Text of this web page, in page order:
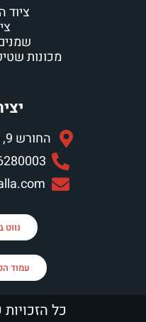
ציוד
מכונות
החורש 9, עמק שרה, באר שבע
| 08-6234026
עמוד
כל הזכויות